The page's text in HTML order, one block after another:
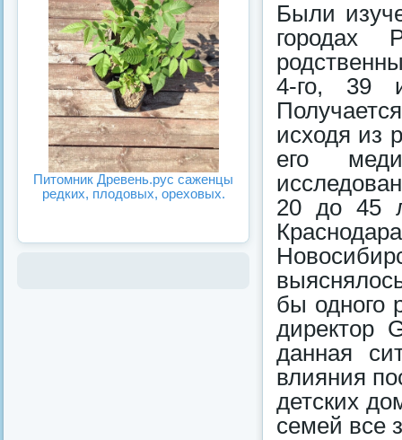
Были
городах
4-го, 39
исходя из
его
20 до 45
бы одного
директор
данная
влияния
детских
семей все
Питомник Древень.рус саженцы
редких, плодовых, ореховых.